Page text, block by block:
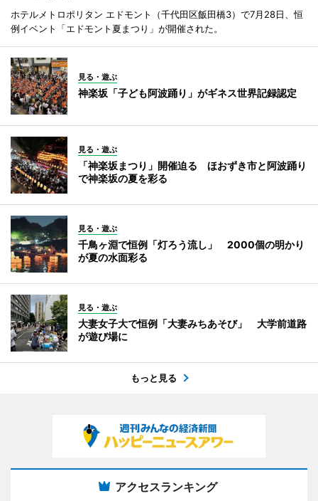
ホテルメトロポリタン エドモント（千代田区飯田橋3）で7月28日、恒
例イベント「エドモント夏まつり」が開催された。
見る・遊ぶ
神楽坂「子ども阿波踊り」がギネス世界記録認定
見る・遊ぶ
「神楽坂まつり」開催迫る ほおずき市と阿波踊り
で神楽坂の夏を彩る
見る・遊ぶ
千鳥ヶ淵で恒例「灯ろう流し」 2000個の明かり
が夏の水面彩る
見る・遊ぶ
大妻女子大で恒例「大妻みちあそび」 大学前道路
が遊び場に
もっと見る
アクセスランキング